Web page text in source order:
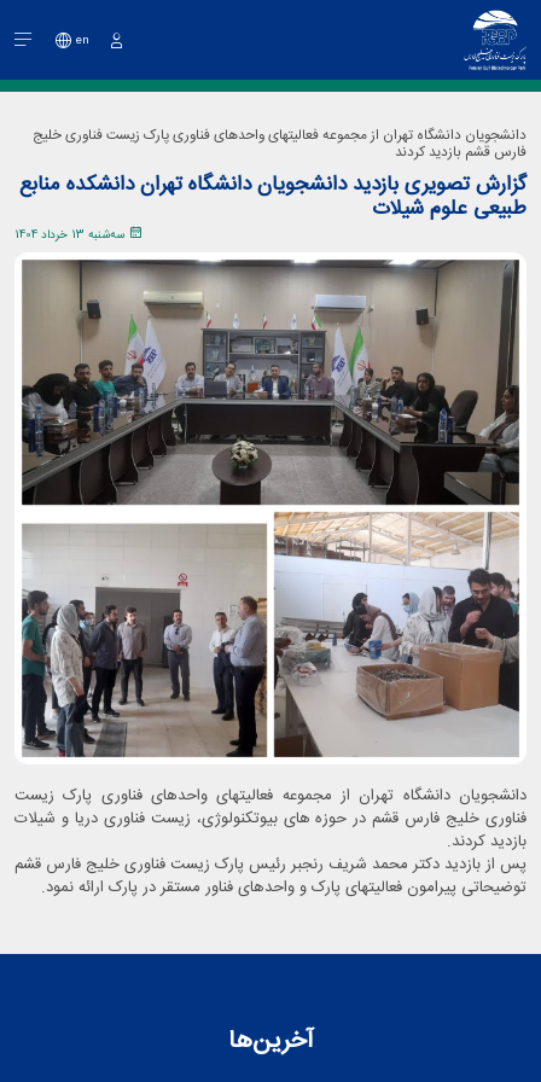
en
دانشجویان دانشگاه تهران از مجموعه فعالیتهای واحدهای فناوری پارک زیست فناوری خلیج
فارس قشم بازدید کردند
گزارش تصویری بازدید دانشجویان دانشگاه تهران دانشکده منابع
طبیعی علوم شیلات
سه‌شنبه 13 خرداد 1404
دانشجویان دانشگاه تهران از مجموعه فعالیتهای واحدهای فناوری پارک زیست
فناوری خلیج فارس قشم در حوزه های بیوتکنولوژی، زیست فناوری دریا و شیلات
بازدید کردند.
پس از بازدید دکتر محمد شریف رنجبر رئیس پارک زیست فناوری خلیج فارس قشم
توضیحاتی پیرامون فعالیتهای پارک و واحدهای فناور مستقر در پارک ارائه نمود.
آخرین‌ها